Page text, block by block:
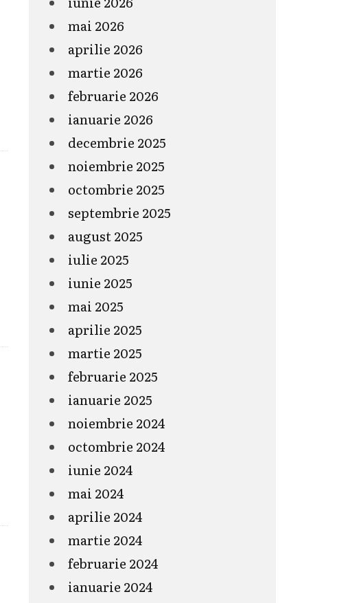
mai 2026
aprilie 2026
martie 2026
februarie 2026
ianuarie 2026
decembrie 2025
noiembrie 2025
octombrie 2025
septembrie 2025
august 2025
iulie 2025
iunie 2025
mai 2025
aprilie 2025
martie 2025
februarie 2025
ianuarie 2025
noiembrie 2024
octombrie 2024
iunie 2024
mai 2024
aprilie 2024
martie 2024
februarie 2024
ianuarie 2024